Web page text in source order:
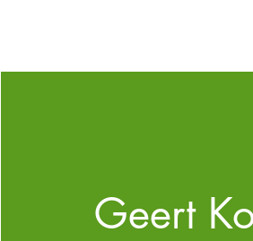
Geert